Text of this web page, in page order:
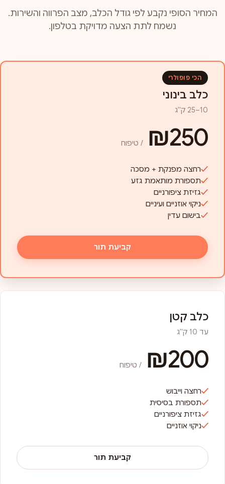
המחיר הסופי נקבע לפי גודל הכלב, מצב הפרווה והשירות.
נשמח לתת הצעה מדויקת בטלפון.
כלב קטן
עד 10 ק"ג
₪200 / טיפוח
רחצה וייבוש
תספורת בסיסית
גזיזת ציפורניים
ניקוי אוזניים
קביעת תור
הכי פופולרי
כלב בינוני
10–25 ק"ג
₪250 / טיפוח
רחצה מפנקת + מסכה
תספורת מותאמת גזע
גזיזת ציפורניים
ניקוי אוזניים ועיניים
בישום עדין
קביעת תור